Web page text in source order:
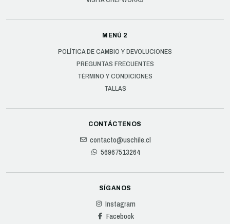
MENÚ 2
POLÍTICA DE CAMBIO Y DEVOLUCIONES
PREGUNTAS FRECUENTES
TÉRMINO Y CONDICIONES
TALLAS
CONTÁCTENOS
contacto@uschile.cl
56967513264
SÍGANOS
Instagram
Facebook